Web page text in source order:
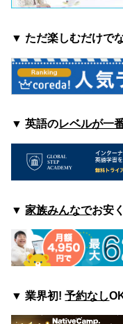
▼ ただ楽しむだけで
▼ 英語のレベルが一
▼ 家族みんなでお安
▼ 業界初!予約なし